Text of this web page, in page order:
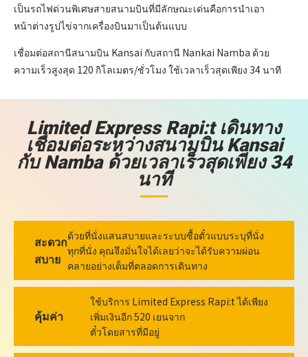
เป็นรถไฟด่วนพิเศษสายสนามบินที่มีลักษณะเด่นคือการนำเอา
หน้าต่างรูปไข่จากเครื่องบินมาเป็นต้นแบบ
เชื่อมต่อสถานีสนามบิน Kansai กับสถานี Nankai Namba ด้วย
ความเร็วสูงสุด 120 กิโลเมตร/ชั่วโมง ใช้เวลาเร็วสุดเพียง 34 นาที
Limited Express Rapi:t เดินทาง
เชื่อมต่อระหว่างสนามบิน Kansai
กับ Namba ด้วยเวลาเร็วสุดเพียง 34
นาที
สะดวก
สบาย
ด้วยที่นั่งแสนสบายและระบบซื้อตั๋วแบบระบุที่นั่ง
ทุกที่นั่ง คุณจึงมั่นใจได้เลยว่าจะได้รับความผ่อน
คลายอย่างเต็มที่ตลอดการเดินทาง
คุ้มค่า
ใช้บริการ Limited Express Rapi:t ได้เพียง
เพิ่มเงินอีก 520 เยนจาก
ตั๋วโดยสารที่มีอยู่